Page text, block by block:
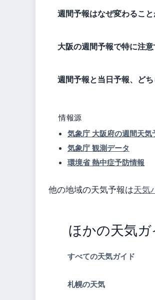
週間予報はなぜ変わること
大阪の週間予報で特に注
週間予報と当日予報、ど
情報源
気象庁 大阪府の週間天気
気象庁 観測データ
環境省 熱中症予防情報
他の地域の天気予報は天気
ほかの天気ガ
すべての天気ガイド
札幌の天気